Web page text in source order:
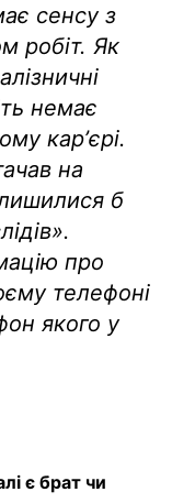
сенсу з
робіт. Як
немає
карʼєрі.
на
б
про
телефоні
якого у
є брат чи